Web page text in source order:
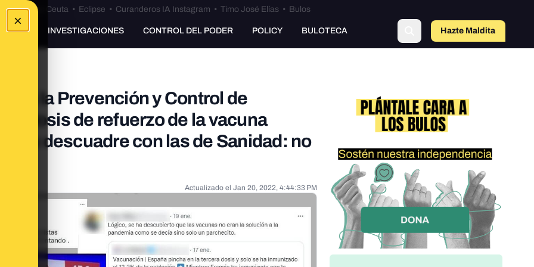
×
•Bulos Ceuta • Eclipse • Curanderos IA Instagram • Timo José Elías • Bulos
INVESTIGACIONES CONTROL DEL PODER POLICY BULOTECA Hazte Maldito
la Prevención y Control de
dosis de refuerzo de la vacuna
y su descuadre con las de Sanidad: no
Actualizado el Jan 20, 2022, 4:44:33 PM